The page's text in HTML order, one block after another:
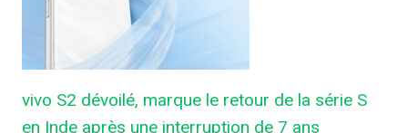
vivo S2 dévoilé, marque le retour de la série S
en Inde après une interruption de 7 ans